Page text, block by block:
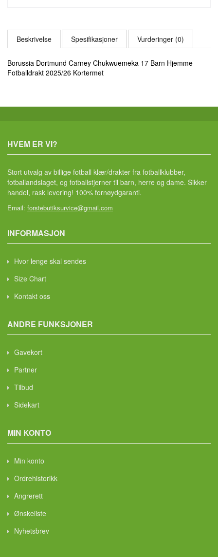
Beskrivelse Spesifikasjoner Vurderinger (0)
Borussia Dortmund Carney Chukwuemeka 17 Barn Hjemme
Fotballdrakt 2025/26 Kortermet
HVEM ER VI?
Stort utvalg av billige fotball klær/drakter fra fotballklubber,
fotballandslaget, og fotballstjerner til barn, herre og dame. Sikker
handel, rask levering! 100% fornøydgaranti.
Email: forstebutiksurvice@gmail.com
INFORMASJON
Hvor lenge skal sendes
Size Chart
Kontakt oss
ANDRE FUNKSJONER
Gavekort
Partner
Tilbud
Sidekart
MIN KONTO
Min konto
Ordrehistorikk
Angrerett
Ønskeliste
Nyhetsbrev